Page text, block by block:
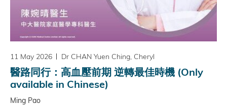
11 May 2026 Dr CHAN Yuen Ching, Cheryl
醫路同行：高血壓前期 逆轉最佳時機 (Only
available in Chinese)
Ming Pao